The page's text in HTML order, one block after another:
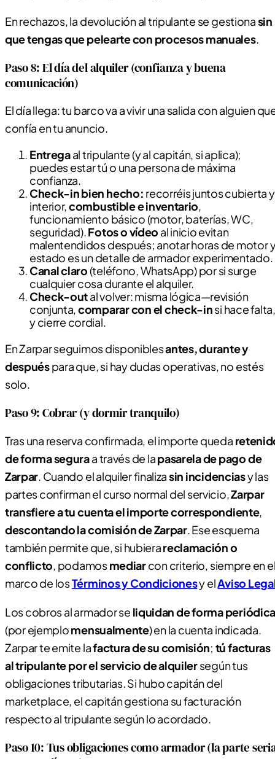
En rechazos, la devolución al tripulante se gestionasin
que tengas que pelearte con procesos manuales.
Paso 8: El día del alquiler (confianza y buena
comunicación)
El día llega: tu barco va a vivir una salida con alguien
confía en tu anuncio.
Entregaal tripulante (y al capitán, si aplica);
puedes estar tú o una persona de máxima
confianza.
Check-in bien hecho: recorréis juntos cubierta y
interior,combustible e inventario,
funcionamiento básico (motor, baterías, WC,
seguridad).Fotos o vídeo al inicio evitan
malentendidos después; anotar horas de motor
estado es un detalle de armador experimentado.
Canal claro(teléfono, WhatsApp) por si surge
cualquier cosa durante el alquiler.
Check-outal volver: misma lógica—revisión
conjunta,comparar con el check-insi hace falta,
y cierre cordial.
En Zarpar seguimos disponiblesantes, durante y
despuéspara que, si hay dudas operativas, no estés
solo.
Paso 9: Cobrar (y dormir tranquilo)
Tras una reserva confirmada, el importe queda
de forma seguraa través de lapasarela de pago de
Zarpar. Cuando el alquiler finalizasin incidenciasy las
partes confirman el curso normal del servicio,Zarpar
transfiere a tu cuenta el importe correspondiente,
descontando la comisión de Zarpar. Ese esquema
también permite que, si hubierareclamación o
conflicto, podamosmediarcon criterio, siempre en
marco de losTérminos y Condicionesy elAviso
Los cobros al armador se liquidan de forma periódica
(por ejemplomensualmente) en la cuenta indicada.
Zarpar te emite lafactura de su comisión; tú facturas
al tripulante por el servicio de alquilersegún tus
obligaciones tributarias. Si hubo capitán del
marketplace, el capitán gestiona su facturación
respecto al tripulante según lo acordado.
Paso 10: Tus obligaciones como armador (la parte